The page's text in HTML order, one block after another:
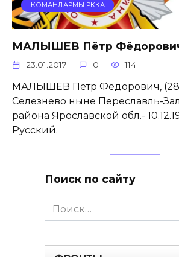
КОМАНДАРМЫ РККА
МАЛЫШЕВ Пётр
23.01.2017 0 114
МАЛЫШЕВ Пётр Фёдорович,
Селезнево ныне Переславль-
района Ярославской обл.-
Русский.
Поиск по сайту
Search
for: